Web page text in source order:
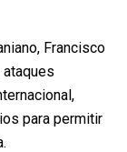
Francisco
para permitir